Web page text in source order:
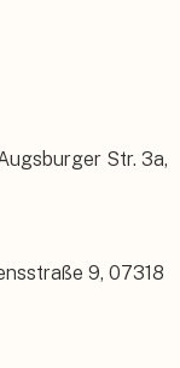
Str. 3a,
9, 07318